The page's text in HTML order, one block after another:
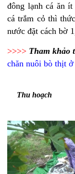
đông lạnh cá ăn
cá trắm cỏ thì
nước đặt cách bờ
>>>> Tham khảo
chăn nuôi bò thịt
Thu hoạch